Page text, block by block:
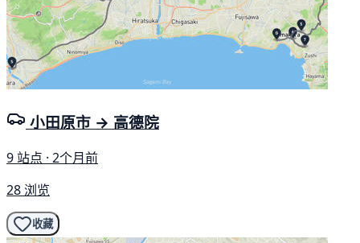
小田原市 → 高德院
9 站点 · 2个月前
28 浏览
收藏